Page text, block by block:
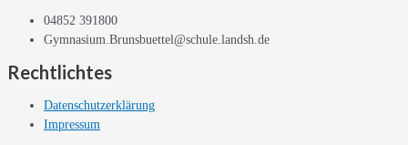
04852 391800
Gymnasium.Brunsbuettel@schule.landsh.de
Rechtlichtes
Datenschutzerklärung
Impressum